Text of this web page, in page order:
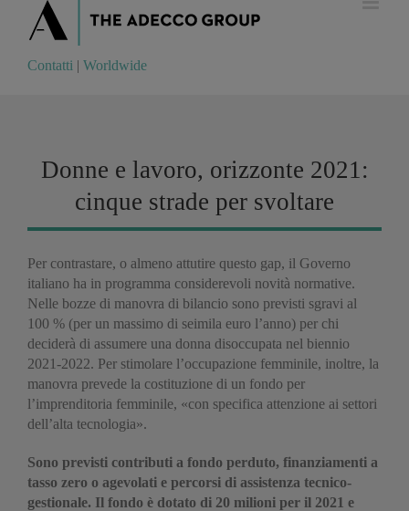
Contatti Worldwide
Contatti | Worldwide
Donne e lavoro, orizzonte 2021:
cinque strade per svoltare
Per contrastare, o almeno attutire questo gap, il Governo
italiano ha in programma considerevoli novità normative.
Nelle bozze di manovra di bilancio sono previsti sgravi al
100 % (per un massimo di seimila euro l’anno) per chi
deciderà di assumere una donna disoccupata nel biennio
2021-2022. Per stimolare l’occupazione femminile, inoltre, la
manovra prevede la costituzione di un fondo per
l’imprenditoria femminile, «con specifica attenzione ai settori
dell’alta tecnologia».
Sono previsti contributi a fondo perduto, finanziamenti a
tasso zero o agevolati e percorsi di assistenza tecnico-
gestionale. Il fondo è dotato di 20 milioni per il 2021 e